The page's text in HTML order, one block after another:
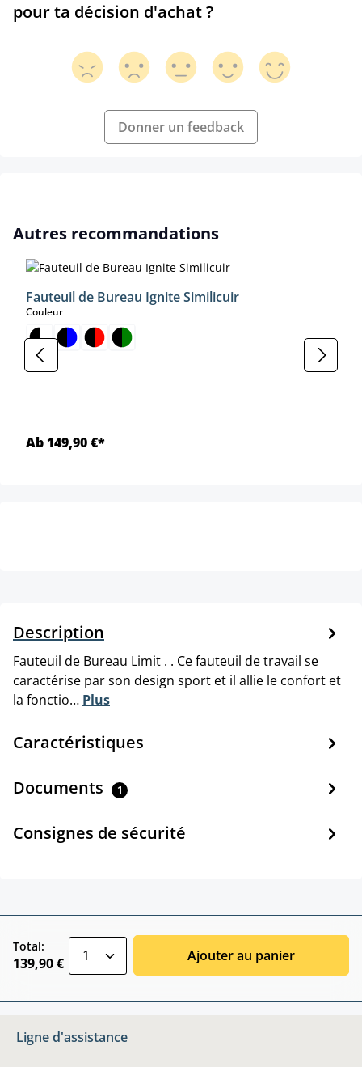
pour ta décision d'achat ?
Donner un feedback
Ignorer la galerie de produits
Autres recommandations
Fauteuil de Bureau Ignite Similicuir
Couleurselect
Ab 149,90 €*
Description
Fauteuil de Bureau Limit . . Ce fauteuil de travail se
caractérise par son design sport et il allie le confort et
la fonctio… Plus
Caractéristiques
Documents 1
Consignes de sécurité
Total:
139,90 € Ajouter au panier
Ligne d'assistance